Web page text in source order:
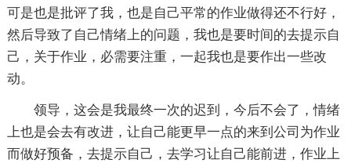
可是也是批评了我，也是自己平常的作业做得还不行好，
然后导致了自己情绪上的问题，我也是要时间的去提示自
己，关于作业，必需要注重，一起我也是要作出一些改
动。
领导，这会是我最终一次的迟到，今后不会了，情绪
上也是会去有改进，让自己能更早一点的来到公司为作业
而做好预备，去提示自己，去学习让自己能前进，作业上